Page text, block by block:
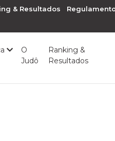
& Resultados
O
Judô
Ranking &
Resultados